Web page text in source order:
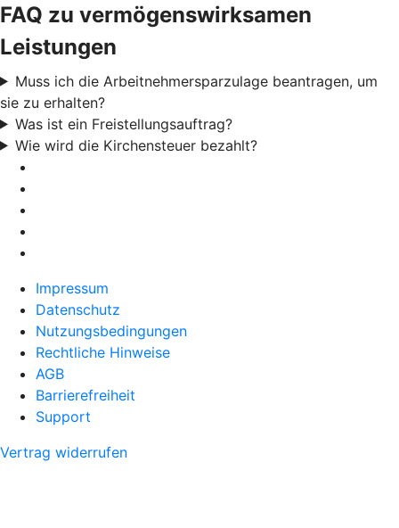
FAQ zu vermögenswirksamen
Leistungen
Muss ich die Arbeitnehmersparzulage beantragen, um
sie zu erhalten?
Was ist ein Freistellungsauftrag?
Wie wird die Kirchensteuer bezahlt?
Impressum
Datenschutz
Nutzungsbedingungen
Rechtliche Hinweise
AGB
Barrierefreiheit
Support
Vertrag widerrufen